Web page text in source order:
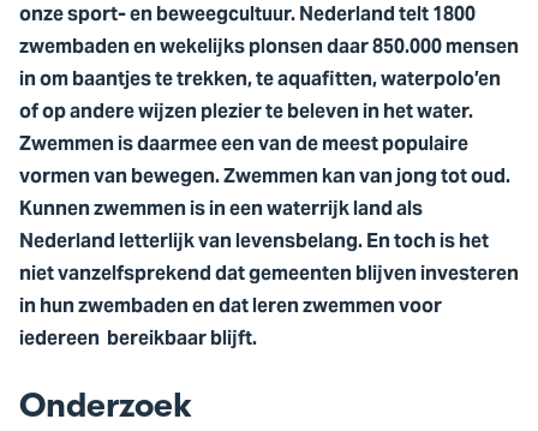
onze sport- en beweegcultuur. Nederland telt 1800
zwembaden en wekelijks plonsen daar 850.000 mensen
in om baantjes te trekken, te aquafitten, waterpolo’en
of op andere wijzen plezier te beleven in het water.
Zwemmen is daarmee een van de meest populaire
vormen van bewegen. Zwemmen kan van jong tot oud.
Kunnen zwemmen is in een waterrijk land als
Nederland letterlijk van levensbelang. En toch is het
niet vanzelfsprekend dat gemeenten blijven investeren
in hun zwembaden en dat leren zwemmen voor
iedereen bereikbaar blijft.
Onderzoek